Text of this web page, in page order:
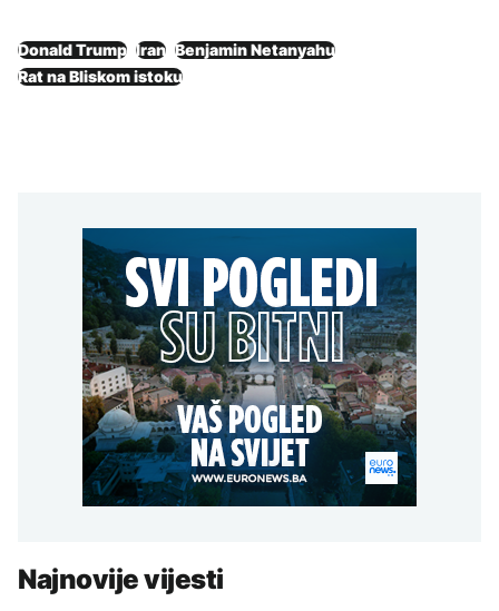
Donald Trump Iran Benjamin Netanyahu
Rat na Bliskom istoku
Najnovije vijesti